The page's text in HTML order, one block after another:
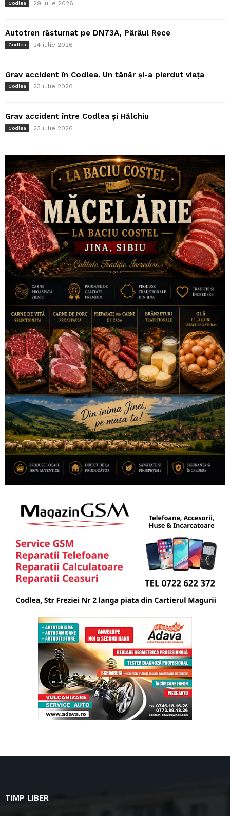
Codlea 29 iulie 2026
Autotren răsturnat pe DN73A, Pârâul Rece
Codlea 24 iulie 2026
Grav accident în Codlea. Un tânăr și-a pierdut viața
Codlea 23 iulie 2026
Grav accident între Codlea și Hălchiu
Codlea 23 iulie 2026
TIMP LIBER